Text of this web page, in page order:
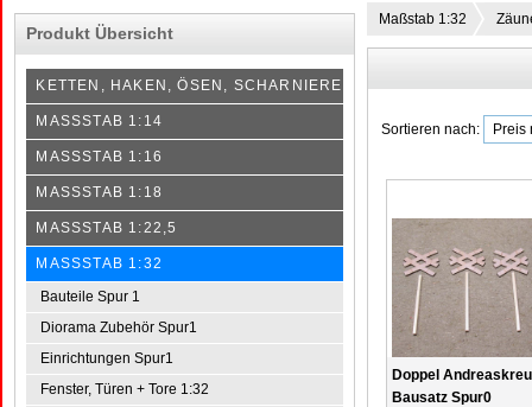
Produkt Übersicht
KETTEN, HAKEN, ÖSEN, SCHARNIERE
MASSSTAB 1:14
MASSSTAB 1:16
MASSSTAB 1:18
MASSSTAB 1:22,5
MASSSTAB 1:32
Bauteile Spur 1
Diorama Zubehör Spur1
Einrichtungen Spur1
Fenster, Türen + Tore 1:32
Maßstab 1:32
Sortieren nach:
Doppel
Bausatz Spur0